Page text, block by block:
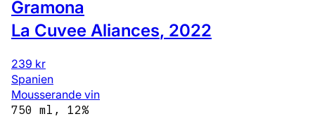
Gramona
La Cuvee Aliances, 2022
239 kr
Spanien
Mousserande vin
750 ml, 12%